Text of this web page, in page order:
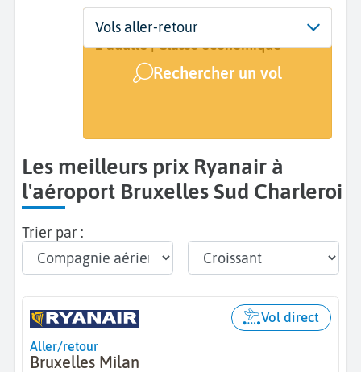
Départ
Bruxelles Sud Charleroi (CRL)
Dates
Dates de votre voyage
Voyageurs | Classe
1 adulte | Classe économique
Rechercher un vol
Vols aller-retour
Les meilleurs prix Ryanair à
l'aéroport Bruxelles Sud Charleroi
Trier par :
Aller/retour
Bruxelles Milan
Vol direct